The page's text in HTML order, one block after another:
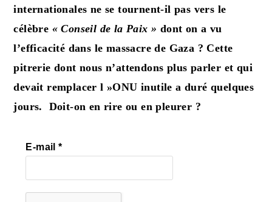
internationales ne se tournent-il pas vers le
célèbre « Conseil de la Paix » dont on a vu
l’efficacité dans le massacre de Gaza ? Cette
pitrerie dont nous n’attendons plus parler et qui
devait remplacer l »ONU inutile a duré quelques
jours. Doit-on en rire ou en pleurer ?
E-mail*